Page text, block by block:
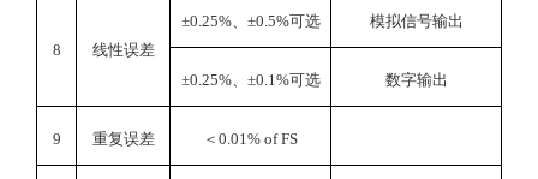
8 线性误差
±0.25%、±0.5%可选 模拟信号输出
±0.25%、±0.1%可选 数字输出
9 重复误差 ＜0.01% of FS